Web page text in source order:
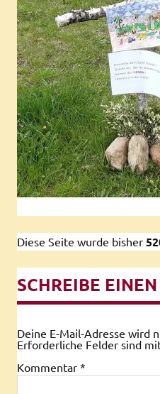
Diese Seite wurde bisher
SCHREIBE
Deine E-Mail-Adresse wird
Erforderliche Felder sind
Kommentar *